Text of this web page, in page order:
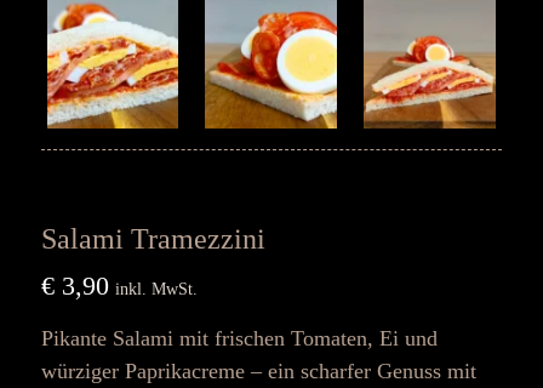
Salami Tramezzini
€3,90 inkl. MwSt.
Pikante Salami mit frischen Tomaten, Ei und
würziger Paprikacreme – ein scharfer Genuss mit